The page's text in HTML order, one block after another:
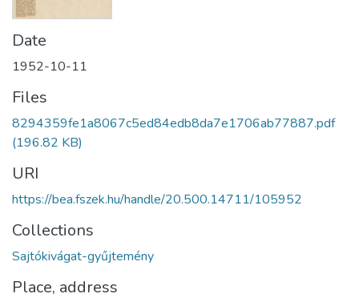
Date
1952-10-11
Files
8294359fe1a8067c5ed84edb8da7e1706ab77887.pdf
(196.82 KB)
URI
https://bea.fszek.hu/handle/20.500.14711/105952
Collections
Sajtókivágat-gyűjtemény
Place, address